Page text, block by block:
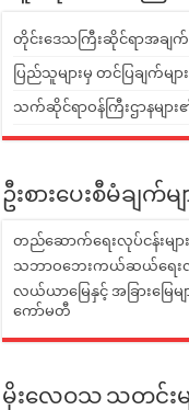
တိုင်းဒေသကြီးဆိုင်ရာအချ
ပြည်သူများမှ တင်ပြချက်များ
သက်ဆိုင်ရာဝန်ကြီးဌာနများ၏
ဦးစားပေးစီမံချက်မျ
တည်ဆောက်ရေးလုပ်ငန်းများ
သဘာဝဘေးကယ်ဆယ်ရေးလုပ်
လယ်ယာမြေနှင့် အခြားမြေမ
ကော်မတီ
မိုးလေဝသ သတင်းမ